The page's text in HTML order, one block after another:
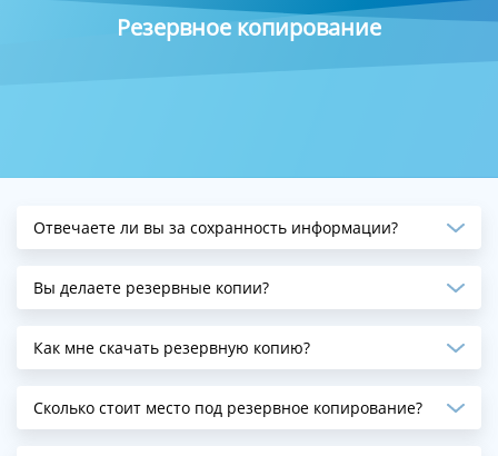
Резервное копирование
Отвечаете ли вы за сохранность информации?
Вы делаете резервные копии?
Как мне скачать резервную копию?
Сколько стоит место под резервное копирование?